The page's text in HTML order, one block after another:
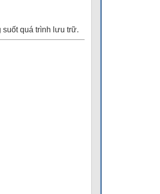
quá trình lưu trữ.